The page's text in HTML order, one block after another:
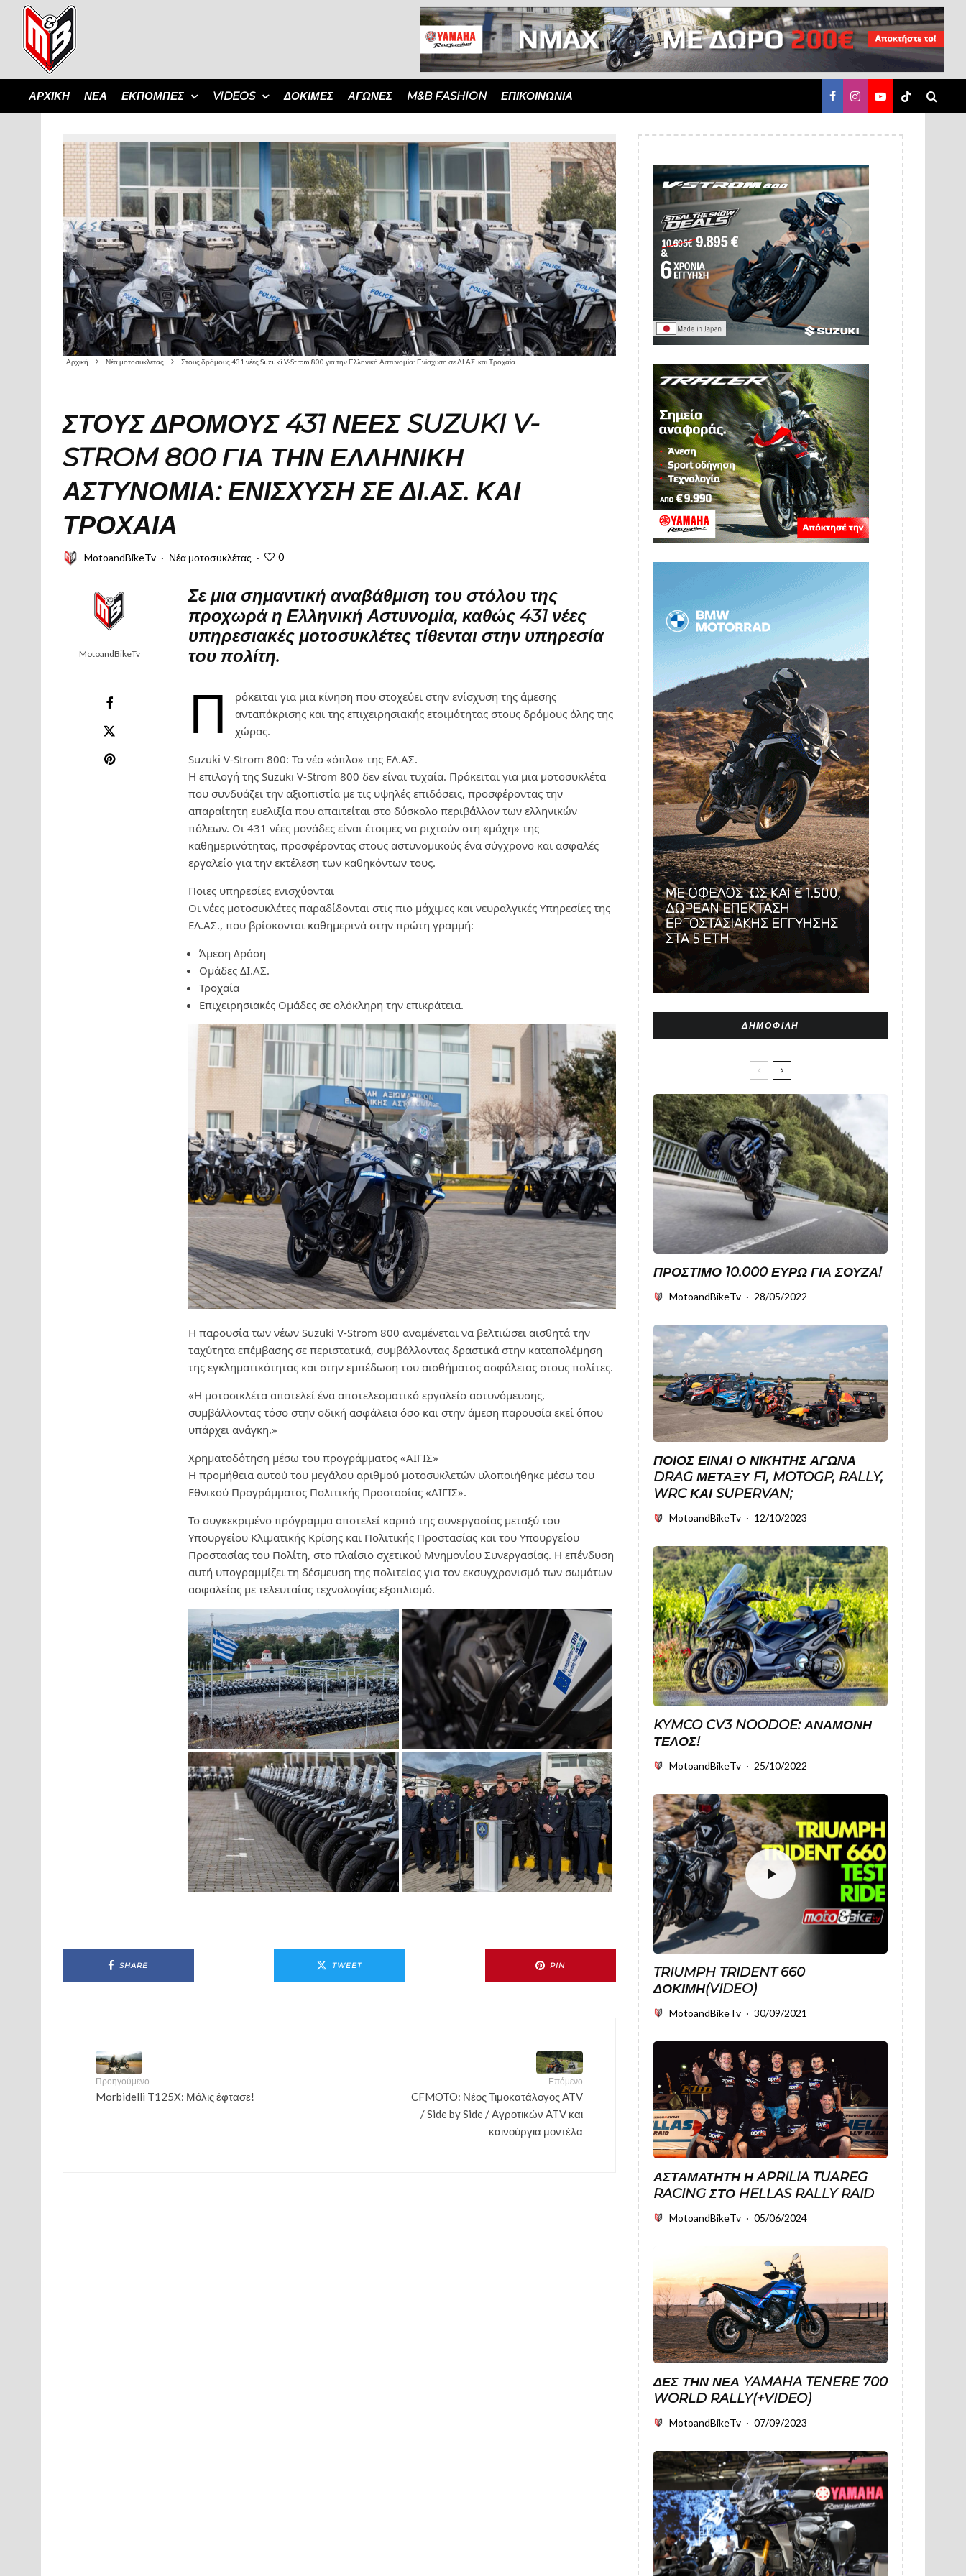
ΑΡΧΙΚΗ ΝΕΑ ΕΚΠΟΜΠΈΣ VIDEOS ΔΟΚΙΜΈΣ ΑΓΏΝΕΣ M&B FASHION ΕΠΙΚΟΙΝΩΝΙΑ
Αρχική Νέα μοτοσυκλέτας Στους δρόμους 431 νέες Suzuki V-Strom 800 για την Ελληνική Αστυνομία: Ενίσχυση σε ΔΙ.ΑΣ. και Τροχαία
ΣΤΟΥΣ ΔΡΌΜΟΥΣ 431 ΝΈΕΣ SUZUKI V-
STROM 800 ΓΙΑ ΤΗΝ ΕΛΛΗΝΙΚΉ
ΑΣΤΥΝΟΜΊΑ: ΕΝΊΣΧΥΣΗ ΣΕ ΔΙ.ΑΣ. ΚΑΙ
ΤΡΟΧΑΊΑ
MotoandBikeTv · Νέα μοτοσυκλέτας · 0
MotoandBikeTv
Σε μια σημαντική αναβάθμιση του στόλου της
προχωρά η Ελληνική Αστυνομία, καθώς 431 νέες
υπηρεσιακές μοτοσυκλέτες τίθενται στην υπηρεσία
του πολίτη.
Π
ρόκειται για μια κίνηση που στοχεύει στην ενίσχυση της άμεσης
ανταπόκρισης και της επιχειρησιακής ετοιμότητας στους δρόμους όλης της
χώρας.
Suzuki V-Strom 800: Το νέο «όπλο» της ΕΛ.ΑΣ.
Η επιλογή της Suzuki V-Strom 800 δεν είναι τυχαία. Πρόκειται για μια μοτοσυκλέτα
που συνδυάζει την αξιοπιστία με τις υψηλές επιδόσεις, προσφέροντας την
απαραίτητη ευελιξία που απαιτείται στο δύσκολο περιβάλλον των ελληνικών
πόλεων. Οι 431 νέες μονάδες είναι έτοιμες να ριχτούν στη «μάχη» της
καθημερινότητας, προσφέροντας στους αστυνομικούς ένα σύγχρονο και ασφαλές
εργαλείο για την εκτέλεση των καθηκόντων τους.
Ποιες υπηρεσίες ενισχύονται
Οι νέες μοτοσυκλέτες παραδίδονται στις πιο μάχιμες και νευραλγικές Υπηρεσίες της
ΕΛ.ΑΣ., που βρίσκονται καθημερινά στην πρώτη γραμμή:
Άμεση Δράση
Ομάδες ΔΙ.ΑΣ.
Τροχαία
Επιχειρησιακές Ομάδες σε ολόκληρη την επικράτεια.
Η παρουσία των νέων Suzuki V-Strom 800 αναμένεται να βελτιώσει αισθητά την
ταχύτητα επέμβασης σε περιστατικά, συμβάλλοντας δραστικά στην καταπολέμηση
της εγκληματικότητας και στην εμπέδωση του αισθήματος ασφάλειας στους πολίτες.
«Η μοτοσικλέτα αποτελεί ένα αποτελεσματικό εργαλείο αστυνόμευσης,
συμβάλλοντας τόσο στην οδική ασφάλεια όσο και στην άμεση παρουσία εκεί όπου
υπάρχει ανάγκη.»
Χρηματοδότηση μέσω του προγράμματος «ΑΙΓΙΣ»
Η προμήθεια αυτού του μεγάλου αριθμού μοτοσυκλετών υλοποιήθηκε μέσω του
Εθνικού Προγράμματος Πολιτικής Προστασίας «ΑΙΓΙΣ».
Το συγκεκριμένο πρόγραμμα αποτελεί καρπό της συνεργασίας μεταξύ του
Υπουργείου Κλιματικής Κρίσης και Πολιτικής Προστασίας και του Υπουργείου
Προστασίας του Πολίτη, στο πλαίσιο σχετικού Μνημονίου Συνεργασίας. Η επένδυση
αυτή υπογραμμίζει τη δέσμευση της πολιτείας για τον εκσυγχρονισμό των σωμάτων
ασφαλείας με τελευταίας τεχνολογίας εξοπλισμό.
SHARE TWEET PIN
Προηγούμενο
Morbidelli T125X: Μόλις έφτασε!
Επόμενο
CFMOTO: Νέος Τιμοκατάλογος ATV
/ Side by Side / Αγροτικών ATV και
καινούργια μοντέλα
ΔΗΜΟΦΙΛΉ
ΠΡΌΣΤΙΜΟ 10.000 ΕΥΡΏ ΓΙΑ ΣΟΎΖΑ!
MotoandBikeTv · 28/05/2022
ΠΟΙΟΣ ΕΊΝΑΙ Ο ΝΙΚΗΤΉΣ ΑΓΏΝΑ
DRAG ΜΕΤΑΞΎ F1, MOTOGP, RALLY,
WRC ΚΑΙ SUPERVAN;
MotoandBikeTv · 12/10/2023
KYMCO CV3 NOODOE: ΑΝΑΜΟΝΉ
ΤΈΛΟΣ!
MotoandBikeTv · 25/10/2022
TRIUMPH TRIDENT 660
ΔΟΚΙΜΉ(VIDEO)
MotoandBikeTv · 30/09/2021
ΑΣΤΑΜΆΤΗΤΗ Η APRILIA TUAREG
RACING ΣΤΟ HELLAS RALLY RAID
MotoandBikeTv · 05/06/2024
ΔΕΣ ΤΗΝ ΝΈΑ YAMAHA TENERE 700
WORLD RALLY(+VIDEO)
MotoandBikeTv · 07/09/2023